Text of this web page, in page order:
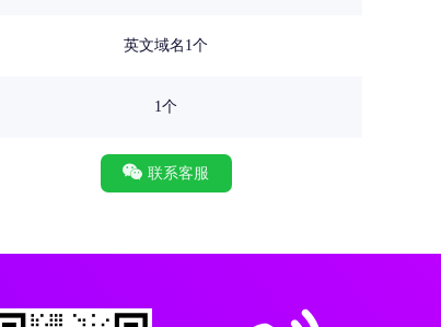
英文域名1个
1个
联系客服